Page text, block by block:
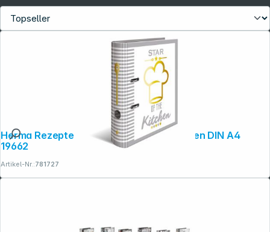
Herma Rezepte-Ordner Star of the Kitchen DIN A4
19662
Artikel-Nr.:781727